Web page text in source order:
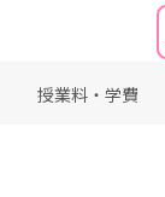
授業料・学費